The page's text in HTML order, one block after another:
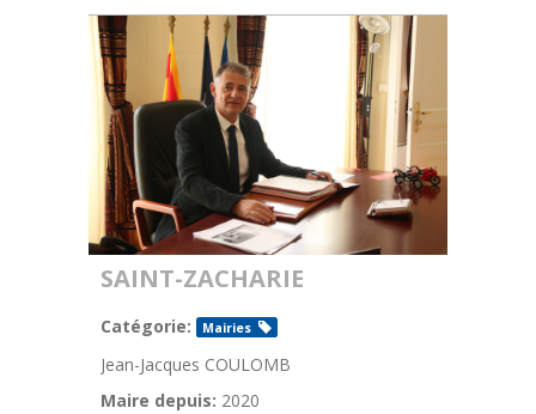
SAINT-ZACHARIE
Catégorie: Mairies
Jean-Jacques COULOMB
Maire depuis: 2020